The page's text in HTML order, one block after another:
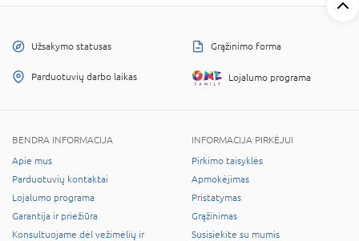
Užsakymo statusas Grąžinimo forma
Parduotuvių darbo laikas Lojalumo programa
BENDRA INFORMACIJA
Apie mus
Parduotuvių kontaktai
Lojalumo programa
Garantija ir priežiūra
Konsultuojame dėl vežimėlių ir
INFORMACIJA PIRKĖJUI
Pirkimo taisyklės
Apmokėjimas
Pristatymas
Grąžinimas
Susisiekite su mumis